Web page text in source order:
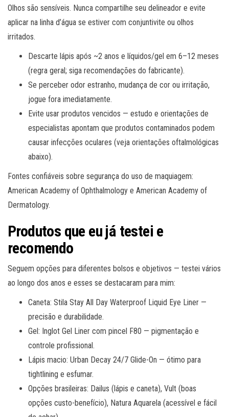
Olhos são sensíveis. Nunca compartilhe seu delineador e evite
aplicar na linha d’água se estiver com conjuntivite ou olhos
irritados.
Descarte lápis após ~2 anos e líquidos/gel em 6–12 meses
(regra geral; siga recomendações do fabricante).
Se perceber odor estranho, mudança de cor ou irritação,
jogue fora imediatamente.
Evite usar produtos vencidos — estudo e orientações de
especialistas apontam que produtos contaminados podem
causar infecções oculares (veja orientações oftalmológicas
abaixo).
Fontes confiáveis sobre segurança do uso de maquiagem:
American Academy of Ophthalmology e American Academy of
Dermatology.
Produtos que eu já testei e
recomendo
Seguem opções para diferentes bolsos e objetivos — testei vários
ao longo dos anos e esses se destacaram para mim:
Caneta: Stila Stay All Day Waterproof Liquid Eye Liner —
precisão e durabilidade.
Gel: Inglot Gel Liner com pincel F80 — pigmentação e
controle profissional.
Lápis macio: Urban Decay 24/7 Glide-On — ótimo para
tightlining e esfumar.
Opções brasileiras: Dailus (lápis e caneta), Vult (boas
opções custo-benefício), Natura Aquarela (acessível e fácil